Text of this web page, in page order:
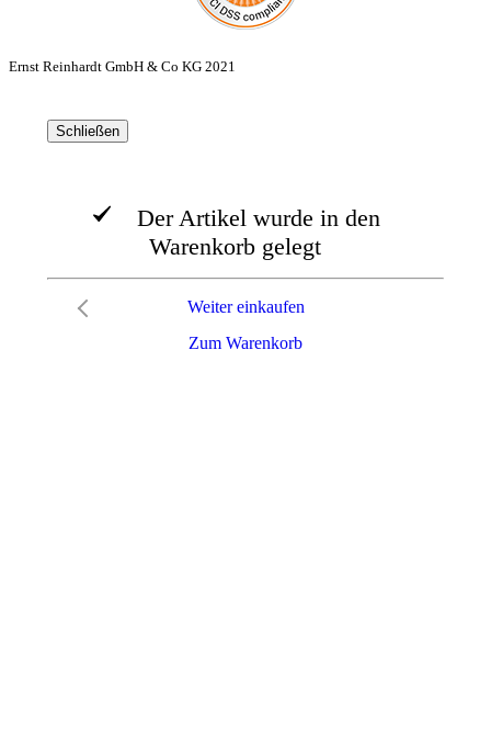
Ernst Reinhardt GmbH & Co KG 2021
Schließen
Der Artikel wurde in den
Warenkorb gelegt
Zum Warenkorb
Weiter einkaufen